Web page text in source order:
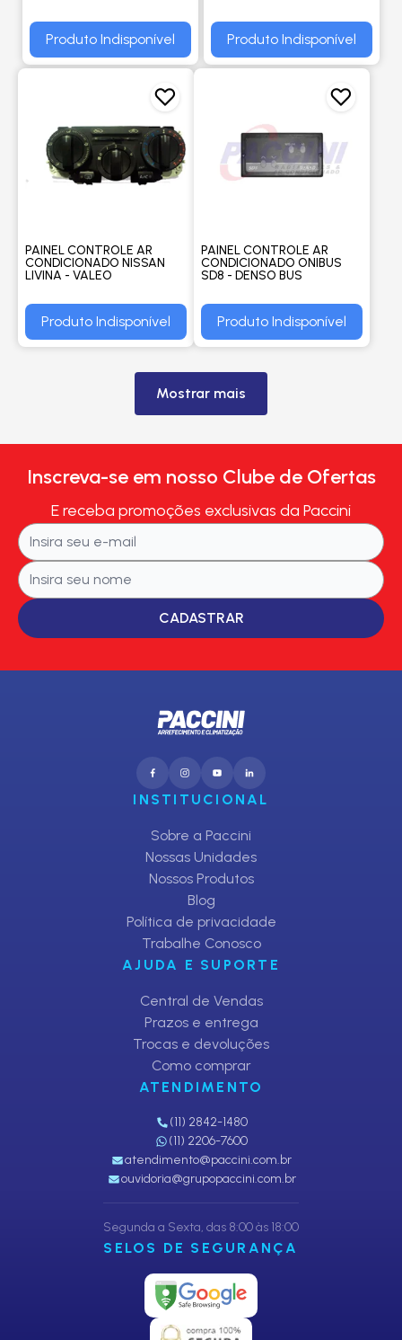
DENSO
Produto Indisponível Produto Indisponível
PAINEL CONTROLE AR
CONDICIONADO NISSAN
LIVINA - VALEO
Produto Indisponível
PAINEL CONTROLE AR
CONDICIONADO ONIBUS
SD8 - DENSO BUS
Produto Indisponível
Mostrar mais
Inscreva-se em nosso Clube de Ofertas
E receba promoções exclusivas da Paccini
CADASTRAR
INSTITUCIONAL
Sobre a Paccini
Nossas Unidades
Nossos Produtos
Blog
Política de privacidade
Trabalhe Conosco
AJUDA E SUPORTE
Central de Vendas
Prazos e entrega
Trocas e devoluções
Como comprar
ATENDIMENTO
(11) 2842-1480
(11) 2206-7600
atendimento@paccini.com.br
ouvidoria@grupopaccini.com.br
Segunda a Sexta, das 8:00 às 18:00
SELOS DE SEGURANÇA